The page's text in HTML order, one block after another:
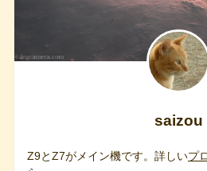
saizou
Z9とZ7がメイン機です。詳しいプ